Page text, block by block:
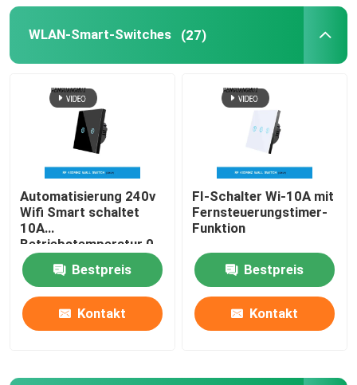
Intelligenter Schaltkreislaufbrecher
Smart Monitor-Kamera
Zigbee-Gateway
Zigbee-Gateway
Smart Home-System/Gateway
WLAN-Smart-Switches (27)
Automatisierung 240v
Wifi Smart schaltet
10A
Betriebstemperatur 0-
40℃
Bestpreis
Kontakt
FI-Schalter Wi-10A mit
Fernsteuerungstimer-
Funktion
Bestpreis
Kontakt